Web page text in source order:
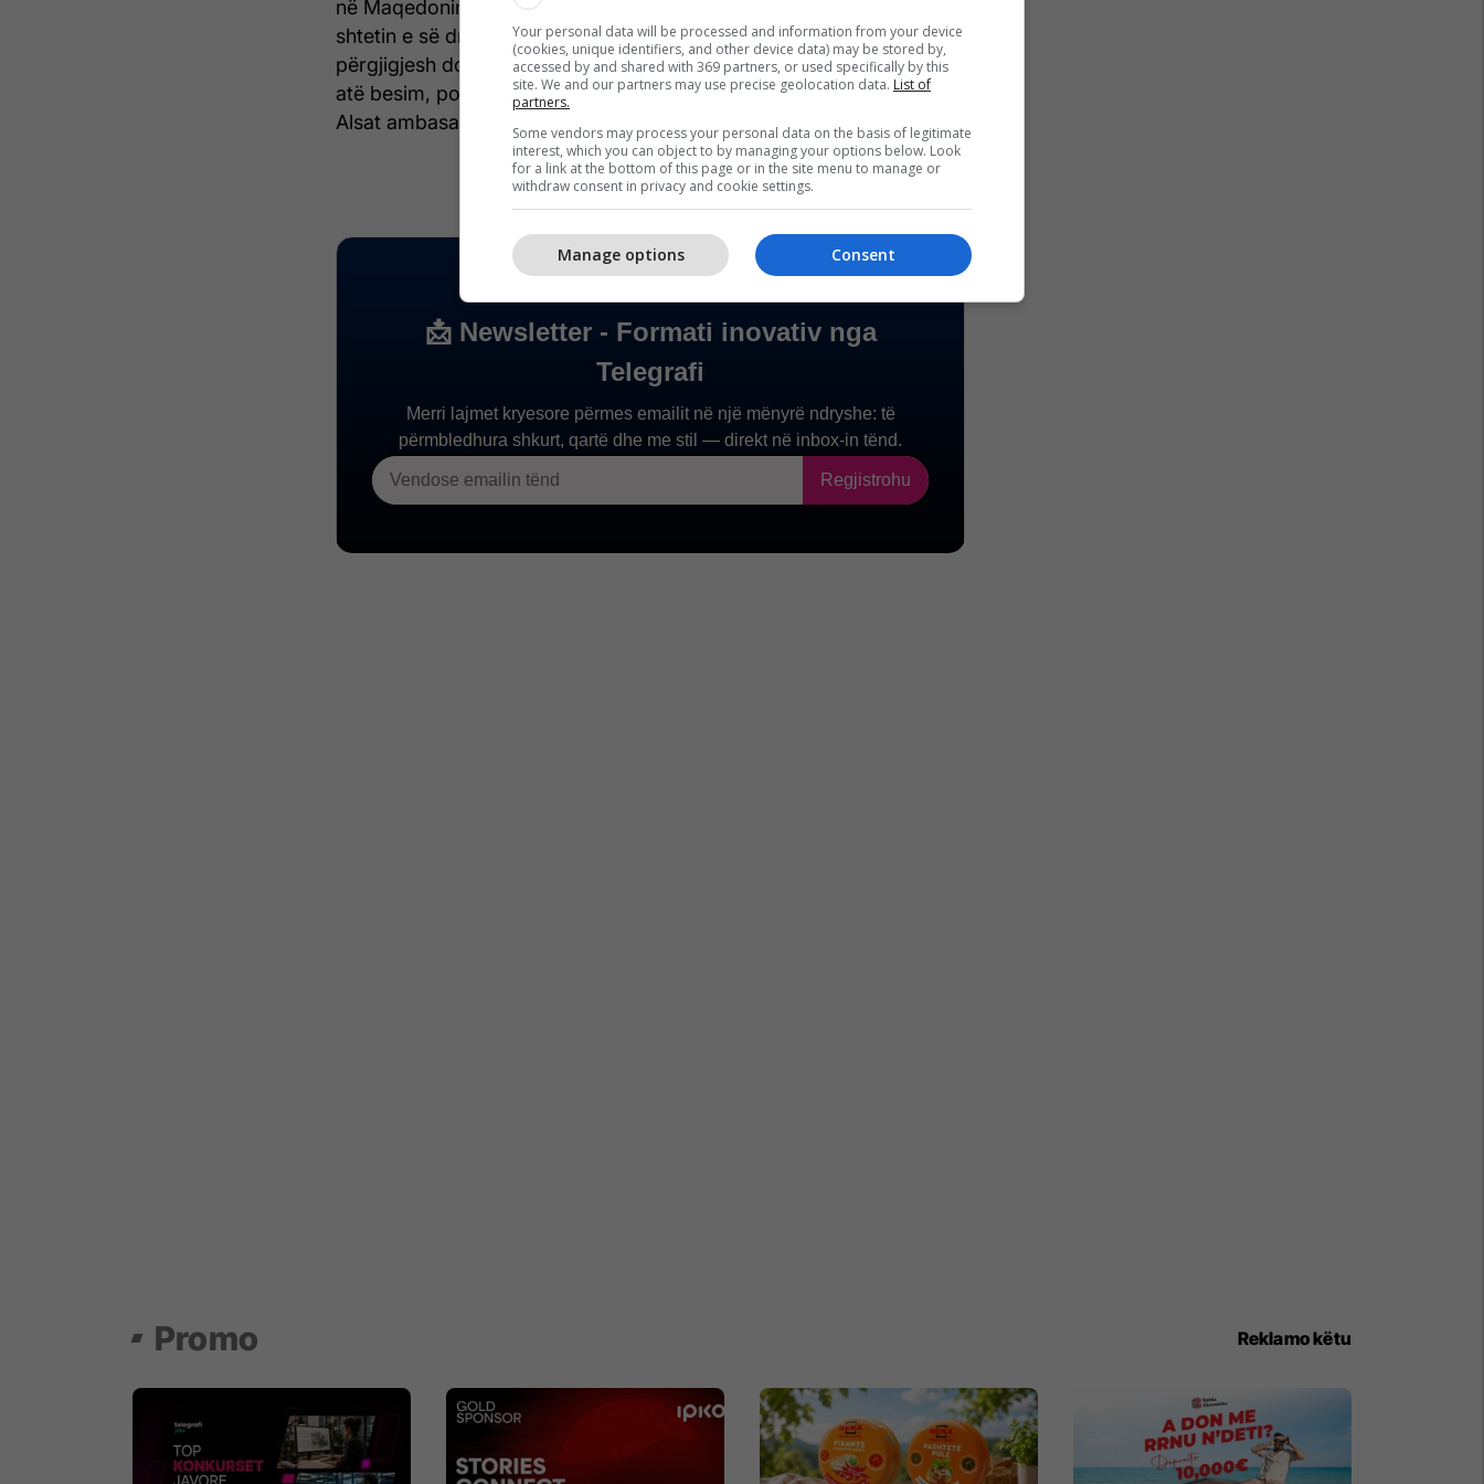
në Maqedoninë e Veriut, si dhe besimin tonë në sundimin e ligjit dhe
shtetin e së drejtës. Unë nuk mund të parashikoj për atë se çfarë
përgjigjesh do të jepen. Ende ka kohë për të reaguar, për ta rikthyer
atë besim, por është e sigurt që presim të bëhet diçka", deklaroi për
Alsat ambasadori francez Christian Thimonier./Telegrafi/
Your personal data will be processed and information from your device
(cookies, unique identifiers, and other device data) may be stored by,
accessed by and shared with 369 partners, or used specifically by this
site. We and our partners may use precise geolocation data. List of
partners.
Some vendors may process your personal data on the basis of legitimate
interest, which you can object to by managing your options below. Look
for a link at the bottom of this page or in the site menu to manage or
withdraw consent in privacy and cookie settings.
Consent
Manage options